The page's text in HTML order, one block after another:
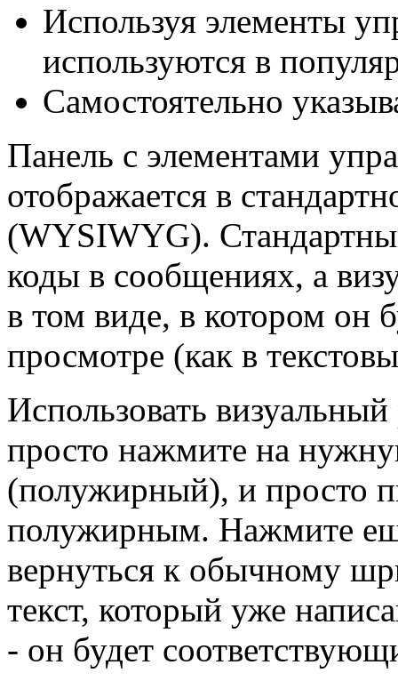
Используя элементы
используются в
Самостоятельно
Панель с элементами
отображается в
(WYSIWYG).
коды в сообщениях, а
в том виде, в котором он
просмотре (как в
Использовать
просто нажмите на
(полужирный), и просто
полужирным. Нажмите
вернуться к обычному
текст, который уже
- он будет